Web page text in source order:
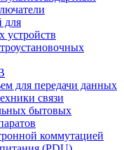
для
устройств
для передачи данных
связи
бытовых
коммутацией